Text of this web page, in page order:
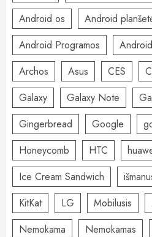
Android os
Android
Android Programos
Archos
Asus CES
Galaxy
Galaxy Note
Gingerbread
Google
Honeycomb
HTC
Ice Cream Sandwich
KitKat
LG Mobilusis
Nemokama
Nemokamas